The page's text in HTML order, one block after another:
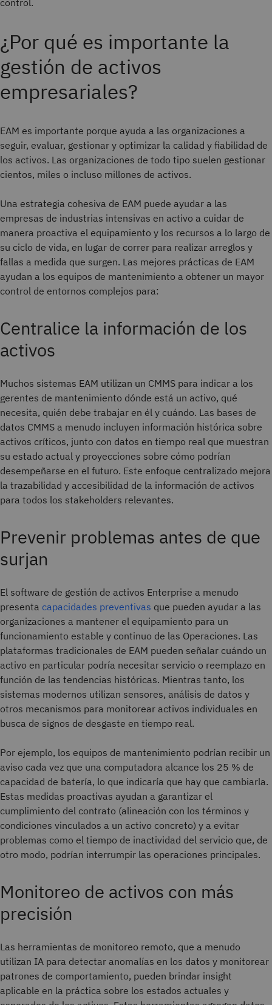
control.
¿Por qué es importante la
gestión de activos
empresariales?
EAM es importante porque ayuda a las organizaciones a
seguir, evaluar, gestionar y optimizar la calidad y fiabilidad de
los activos. Las organizaciones de todo tipo suelen gestionar
cientos, miles o incluso millones de activos.
Una estrategia cohesiva de EAM puede ayudar a las
empresas de industrias intensivas en activo a cuidar de
manera proactiva el equipamiento y los recursos a lo largo de
su ciclo de vida, en lugar de correr para realizar arreglos y
fallas a medida que surgen. Las mejores prácticas de EAM
ayudan a los equipos de mantenimiento a obtener un mayor
control de entornos complejos para:
Centralice la información de los
activos
Muchos sistemas EAM utilizan un CMMS para indicar a los
gerentes de mantenimiento dónde está un activo, qué
necesita, quién debe trabajar en él y cuándo. Las bases de
datos CMMS a menudo incluyen información histórica sobre
activos críticos, junto con datos en tiempo real que muestran
su estado actual y proyecciones sobre cómo podrían
desempeñarse en el futuro. Este enfoque centralizado mejora
la trazabilidad y accesibilidad de la información de activos
para todos los stakeholders relevantes.
Prevenir problemas antes de que
surjan
El software de gestión de activos Enterprise a menudo
presenta capacidades preventivas que pueden ayudar a las
organizaciones a mantener el equipamiento para un
funcionamiento estable y continuo de las Operaciones. Las
plataformas tradicionales de EAM pueden señalar cuándo un
activo en particular podría necesitar servicio o reemplazo en
función de las tendencias históricas. Mientras tanto, los
sistemas modernos utilizan sensores, análisis de datos y
otros mecanismos para monitorear activos individuales en
busca de signos de desgaste en tiempo real.
Por ejemplo, los equipos de mantenimiento podrían recibir un
aviso cada vez que una computadora alcance los 25 % de
capacidad de batería, lo que indicaría que hay que cambiarla.
Estas medidas proactivas ayudan a garantizar el
cumplimiento del contrato (alineación con los términos y
condiciones vinculados a un activo concreto) y a evitar
problemas como el tiempo de inactividad del servicio que, de
otro modo, podrían interrumpir las operaciones principales.
Monitoreo de activos con más
precisión
Las herramientas de monitoreo remoto, que a menudo
utilizan IA para detectar anomalías en los datos y monitorear
patrones de comportamiento, pueden brindar insight
aplicable en la práctica sobre los estados actuales y